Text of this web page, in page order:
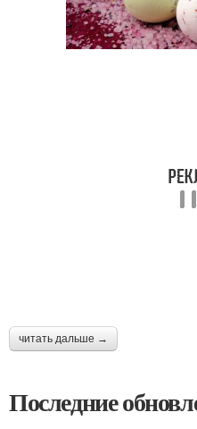
читать дальше →
Последние